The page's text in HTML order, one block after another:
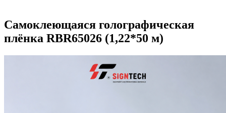
Самоклеющаяся голографическая
плёнка RBR65026 (1,22*50 м)